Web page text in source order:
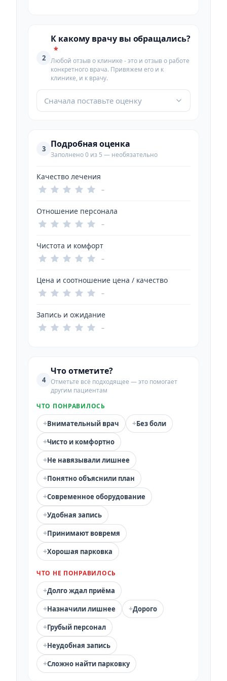
2
К какому врачу вы обращались?
*
Любой отзыв о клинике - это и отзыв о работе
конкретного врача. Привяжем его и к
клинике, и к врачу.
Сначала поставьте оценку
3 Подробная оценка
Заполнено 0 из 5 — необязательно
Качество лечения
–
Отношение персонала
–
Чистота и комфорт
–
Цена и соотношение цена / качество
–
Запись и ожидание
–
4
Что отметите?
Отметьте всё подходящее — это помогает
другим пациентам
ЧТО ПОНРАВИЛОСЬ
+Внимательный врач +Без боли
+Чисто и комфортно
+Не навязывали лишнее
+Понятно объяснили план
+Современное оборудование
+Удобная запись
+Принимают вовремя
+Хорошая парковка
ЧТО НЕ ПОНРАВИЛОСЬ
+Долго ждал приёма
+Назначили лишнее +Дорого
+Грубый персонал
+Неудобная запись
+Сложно найти парковку